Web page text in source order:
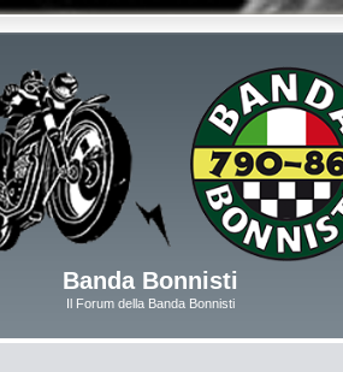
Banda Bonnisti
Il Forum della Banda Bonnisti